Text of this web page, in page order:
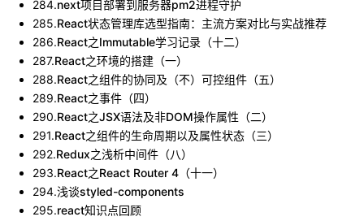
284.next项目部署到服务器pm2进程守护
285.React状态管理库选型指南：主流方案对比与实战推荐
286.React之Immutable学习记录（十二）
287.React之环境的搭建（一）
288.React之组件的协同及（不）可控组件（五）
289.React之事件（四）
290.React之JSX语法及非DOM操作属性（二）
291.React之组件的生命周期以及属性状态（三）
292.Redux之浅析中间件（八）
293.React之React Router 4（十一）
294.浅谈styled-components
295.react知识点回顾